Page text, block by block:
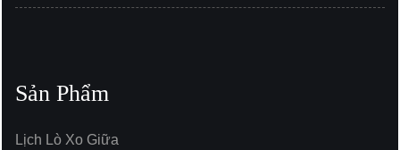
Sản Phẩm
Lịch Lò Xo Giữa